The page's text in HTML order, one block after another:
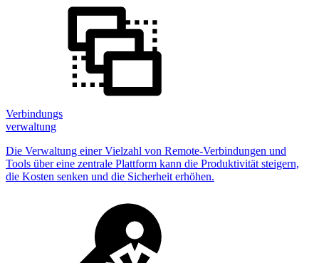
Verbindungs
verwaltung
Die Verwaltung einer Vielzahl von Remote-Verbindungen und
Tools über eine zentrale Plattform kann die Produktivität steigern,
die Kosten senken und die Sicherheit erhöhen.